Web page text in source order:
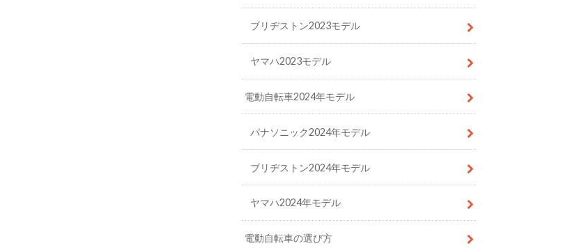
ブリヂストン2023モデル
ヤマハ2023モデル
電動自転車2024年モデル
パナソニック2024年モデル
ブリヂストン2024年モデル
ヤマハ2024年モデル
電動自転車の選び方